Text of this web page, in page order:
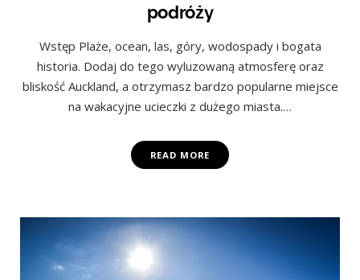
podróży
Wstęp Plaże, ocean, las, góry, wodospady i bogata
historia. Dodaj do tego wyluzowaną atmosferę oraz
bliskość Auckland, a otrzymasz bardzo popularne miejsce
na wakacyjne ucieczki z dużego miasta.…
READ MORE